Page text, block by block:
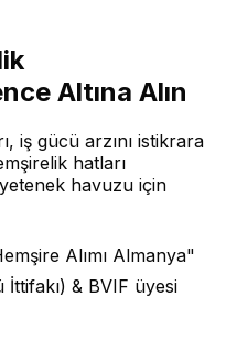
Altına Alın
iş gücü arzını istikrara
hatları
havuzu için
Alımı Almanya"
& BVIF üyesi